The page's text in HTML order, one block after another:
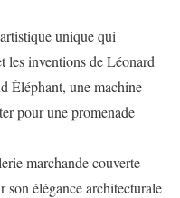
unique qui
les inventions de Léonard
Éléphant, une machine
pour une promenade
marchande couverte
élégance architecturale